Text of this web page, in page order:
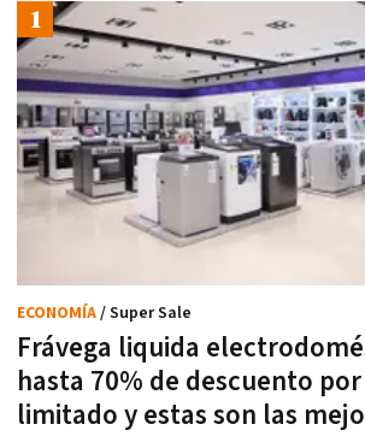
Frávega liquida
hasta 70% de descuento
limitado y estas son las
ECONOMÍA/ Super Sale